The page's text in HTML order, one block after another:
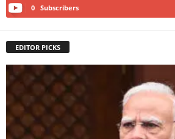
0 Subscribers
EDITOR PICKS